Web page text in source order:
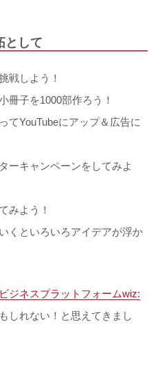
として
戦しよう！
冊子を1000部作ろう！
てYouTubeにアップ＆広告に
ーキャンペーンをしてみよ
みよう！
くといろいろアイデアが浮か
ジネスプラットフォームwiz:
しれない！と思えてきまし